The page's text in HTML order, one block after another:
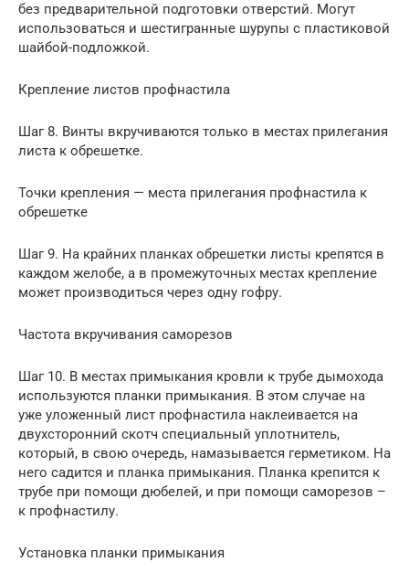
без предварительной подготовки отверстий. Могут
использоваться и шестигранные шурупы с пластиковой
шайбой-подложкой.
Крепление листов профнастила
Шаг 8. Винты вкручиваются только в местах прилегания
листа к обрешетке.
Точки крепления — места прилегания профнастила к
обрешетке
Шаг 9. На крайних планках обрешетки листы крепятся в
каждом желобе, а в промежуточных местах крепление
может производиться через одну гофру.
Частота вкручивания саморезов
Шаг 10. В местах примыкания кровли к трубе дымохода
используются планки примыкания. В этом случае на
уже уложенный лист профнастила наклеивается на
двухсторонний скотч специальный уплотнитель,
который, в свою очередь, намазывается герметиком. На
него садится и планка примыкания. Планка крепится к
трубе при помощи дюбелей, и при помощи саморезов –
к профнастилу.
Установка планки примыкания